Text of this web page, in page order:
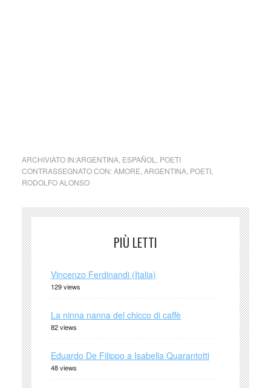
ARCHIVIATO IN:ARGENTINA, ESPAÑOL
POETI
CONTRASSEGNATO CON:AMORE ARGENTINA, POETI,
RODOLFO ALONSO
PIÙ LETTI
Vincenzo Ferdinandi (Italia)
129 views
La ninna nanna del chicco di caffè
82 views
Eduardo De Filippo a Isabella Quarantotti
48 views